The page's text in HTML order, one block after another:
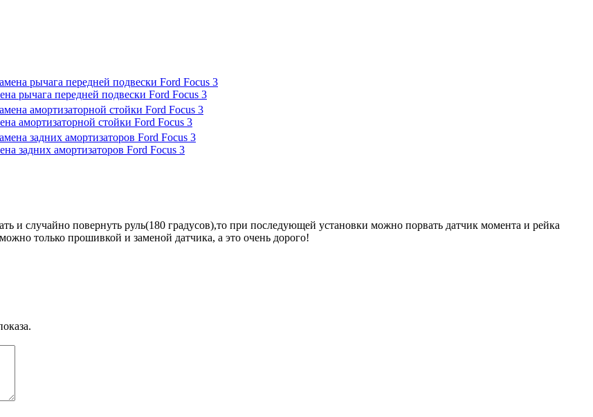
рычага передней подвески Ford Focus 3
амортизаторной стойки Ford Focus 3
задних амортизаторов Ford Focus 3
и случайно повернуть руль(180 градусов),то при последующей установки можно порвать датчик момента и рейка
только прошивкой и заменой датчика, а это очень дорого!